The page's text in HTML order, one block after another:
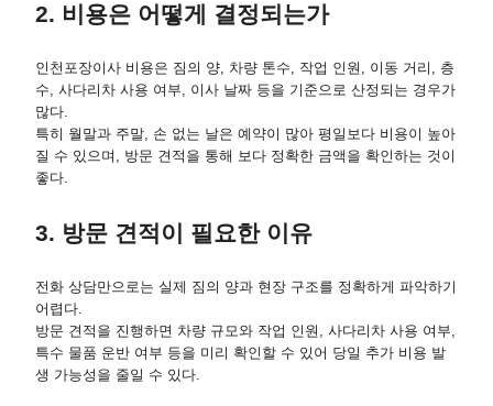
2. 비용은 어떻게 결정되는가
인천포장이사 비용은 짐의 양, 차량 톤수, 작업 인원, 이동 거리, 층
수, 사다리차 사용 여부, 이사 날짜 등을 기준으로 산정되는 경우가
많다.
특히 월말과 주말, 손 없는 날은 예약이 많아 평일보다 비용이 높아
질 수 있으며, 방문 견적을 통해 보다 정확한 금액을 확인하는 것이
좋다.
3. 방문 견적이 필요한 이유
전화 상담만으로는 실제 짐의 양과 현장 구조를 정확하게 파악하기
어렵다.
방문 견적을 진행하면 차량 규모와 작업 인원, 사다리차 사용 여부,
특수 물품 운반 여부 등을 미리 확인할 수 있어 당일 추가 비용 발
생 가능성을 줄일 수 있다.